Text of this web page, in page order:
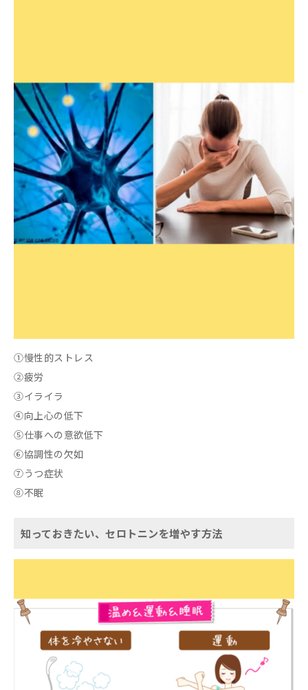
①慢性的ストレス
②疲労
③イライラ
④向上心の低下
⑤仕事への意欲低下
⑥協調性の欠如
⑦うつ症状
⑧不眠
知っておきたい、セロトニンを増やす方法